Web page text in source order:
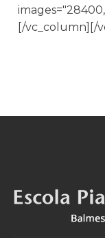
[/vc_column][/